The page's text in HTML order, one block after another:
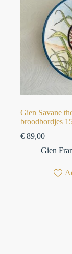
Gien Savane
broodbordjes
€ 89,00
Gien